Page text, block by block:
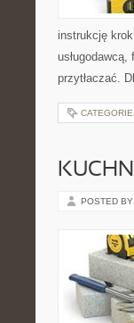
instrukcję
przytłaczać.
POSTED BY